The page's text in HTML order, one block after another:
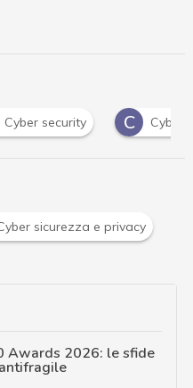
Cybercriminali H Hacker
R Ransomware
Awards 2026: le sfide